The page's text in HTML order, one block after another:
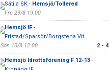
Sätila SK - Hemsjö/Tollered
Fre 29/8 19:00
Hemsjö IF-
Fristad/Sparsör/Borgstena Vit
Sön 10/8 12:00
2 - 4
Hemsjö Idrottsförening F 12-13-